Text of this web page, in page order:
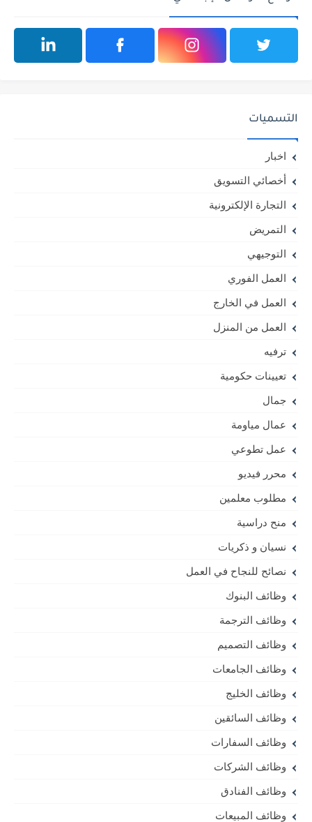
التسميات
اخبار
أخصائي التسويق
التجارة الإلكترونية
التمريض
التوجيهي
العمل الفوري
العمل في الخارج
العمل من المنزل
ترفيه
تعيينات حكومية
جمال
عمال مياومة
عمل تطوعي
محرر فيديو
مطلوب معلمين
منح دراسية
نسيان و ذكريات
نصائح للنجاح في العمل
وظائف البنوك
وظائف الترجمة
وظائف التصميم
وظائف الجامعات
وظائف الخليج
وظائف السائقين
وظائف السفارات
وظائف الشركات
وظائف الفنادق
وظائف المبيعات